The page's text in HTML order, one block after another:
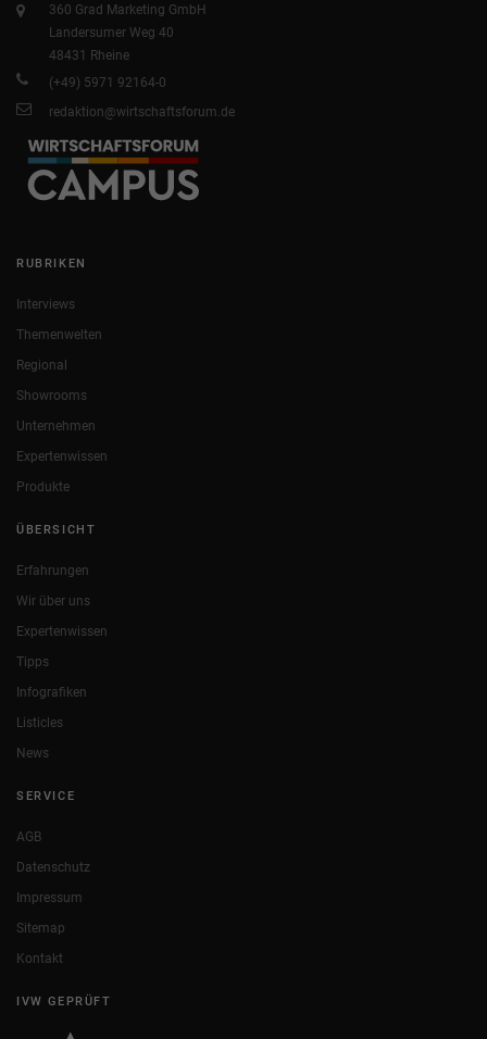
360 Grad Marketing GmbH
Landersumer Weg 40
48431 Rheine
(+49) 5971 92164-0
redaktion@wirtschaftsforum.de
RUBRIKEN
Interviews
Themenwelten
Regional
Showrooms
Unternehmen
Expertenwissen
Produkte
ÜBERSICHT
Erfahrungen
Wir über uns
Expertenwissen
Tipps
Infografiken
Listicles
News
SERVICE
AGB
Datenschutz
Impressum
Sitemap
Kontakt
IVW GEPRÜFT